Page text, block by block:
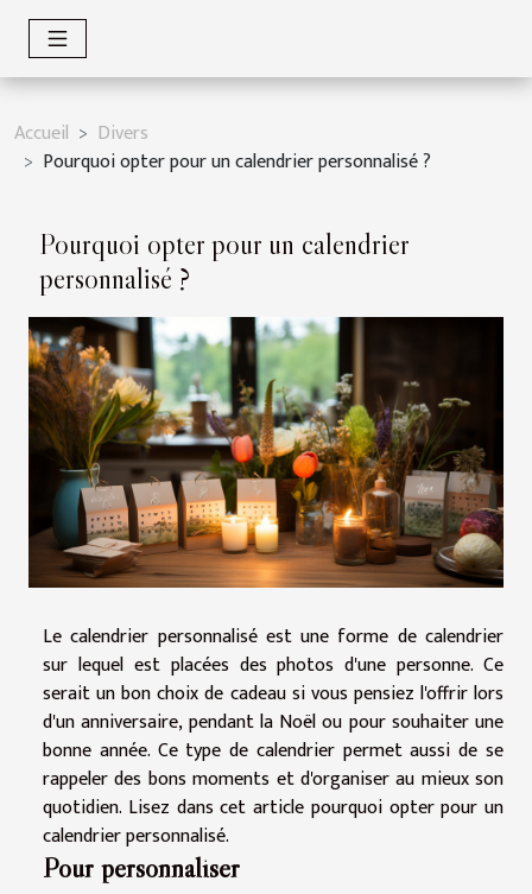
Accueil
Divers
Pourquoi opter pour un calendrier personnalisé ?
Pourquoi opter pour un calendrier
personnalisé ?
Le calendrier personnalisé est une forme de calendrier
sur lequel est placées des photos d'une personne. Ce
serait un bon choix de cadeau si vous pensiez l'offrir lors
d'un anniversaire, pendant la Noël ou pour souhaiter une
bonne année. Ce type de calendrier permet aussi de se
rappeler des bons moments et d'organiser au mieux son
quotidien. Lisez dans cet article pourquoi opter pour un
calendrier personnalisé.
Pour personnaliser